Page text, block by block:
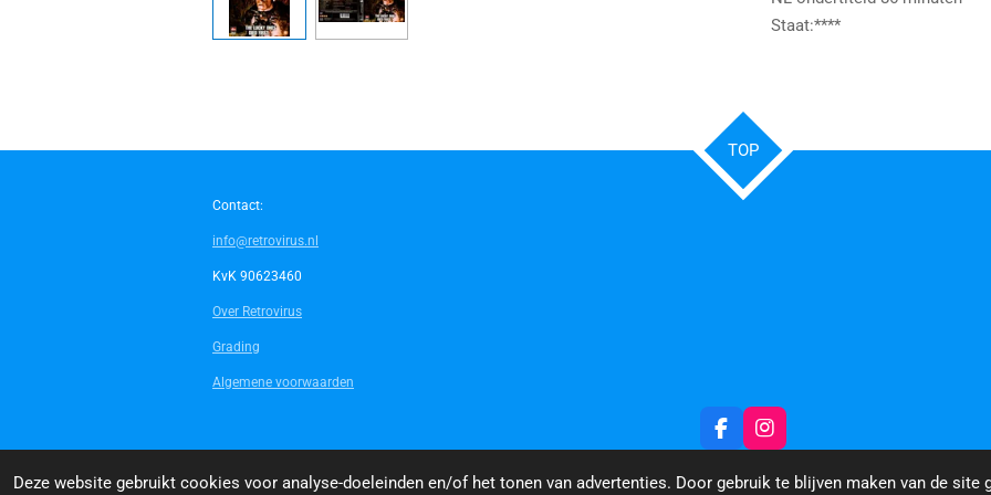
Deze website gebruikt cookies voor analyse-doeleinden en/of het tonen van advertenties. Door gebruik te blijven maken van de site
Staat:****
TOP
Contact:
info@retrovirus.nl
KvK 90623460
Over Retrovirus
Grading
Algemene voorwaarden
F
a
c
I
n
s